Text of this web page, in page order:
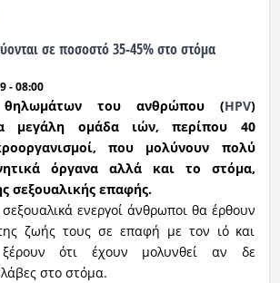
σε ποσοστό 35-45% στο στόμα
- 08:00
του ανθρώπου (HPV)
μεγάλη ομάδα ιών, περίπου 40
που μολύνουν πολύ
όργανα αλλά και το στόμα,
σεξουαλικής επαφής.
ενεργοί άνθρωποι θα έρθουν
ζωής τους σε επαφή με τον ιό και
ότι έχουν μολυνθεί αν δε
στο στόμα.